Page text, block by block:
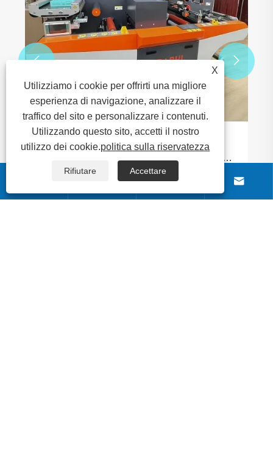
 
 
X
Utilizziamo i cookie per offrirti una migliore
esperienza di navigazione, analizzare il
traffico del sito e personalizzare i contenuti.
Utilizzando questo sito, accetti il ​​nostro
utilizzo dei cookie.politica sulla riservatezza
Rifiutare Accettare